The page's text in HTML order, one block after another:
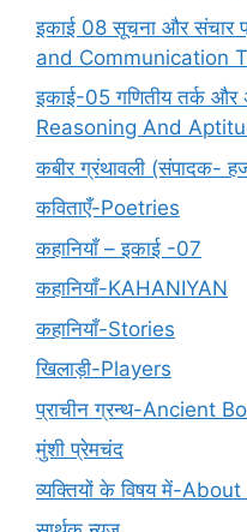
इकाई 08 सूचना और संचार
and Communication
इकाई-05 गणितीय तर्क
Reasoning And
कबीर ग्रंथावली (संपादक-
कविताएँ-Poetries
कहानियाँ – इकाई -07
कहानियाँ-KAHANIYAN
कहानियाँ-Stories
खिलाड़ी-Players
प्राचीन ग्रन्थ-Ancient
मुंशी प्रेमचंद
व्यक्तियों के विषय में-